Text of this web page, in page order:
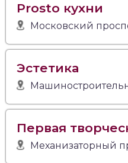
Prosto кухни
Московский
Эстетика
Первая
Механизаторный